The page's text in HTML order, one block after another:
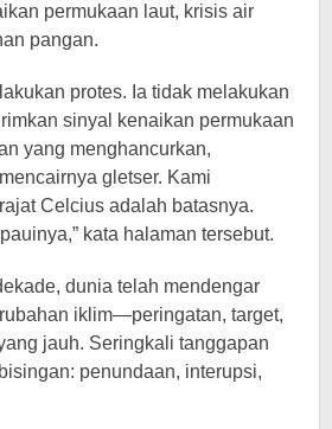
permukaan laut, krisis air
pangan.
protes. Ia tidak melakukan
sinyal kenaikan permukaan
yang menghancurkan,
gletser. Kami
Celcius adalah batasnya.
kata halaman tersebut.
dunia telah mendengar
iklim—peringatan, target,
jauh. Seringkali tanggapan
penundaan, interupsi,